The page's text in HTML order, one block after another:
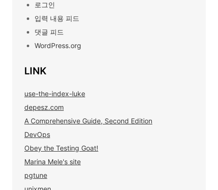
로그인
입력 내용 피드
댓글 피드
WordPress.org
LINK
use-the-index-luke
depesz.com
A Comprehensive Guide, Second Edition
DevOps
Obey the Testing Goat!
Marina Mele's site
pgtune